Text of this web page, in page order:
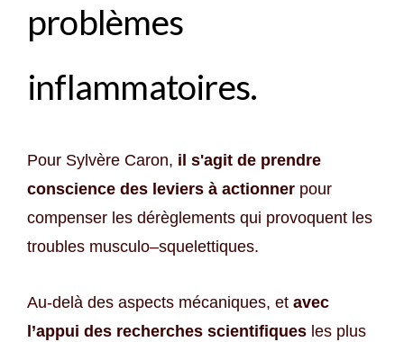
problèmes
inflammatoires.
Pour Sylvère Caron, il s'agit de prendre
conscience des leviers à actionner pour
compenser les dérèglements qui provoquent les
troubles musculo–squelettiques.
Au-delà des aspects mécaniques, et avec
l’appui des recherches scientifiques les plus